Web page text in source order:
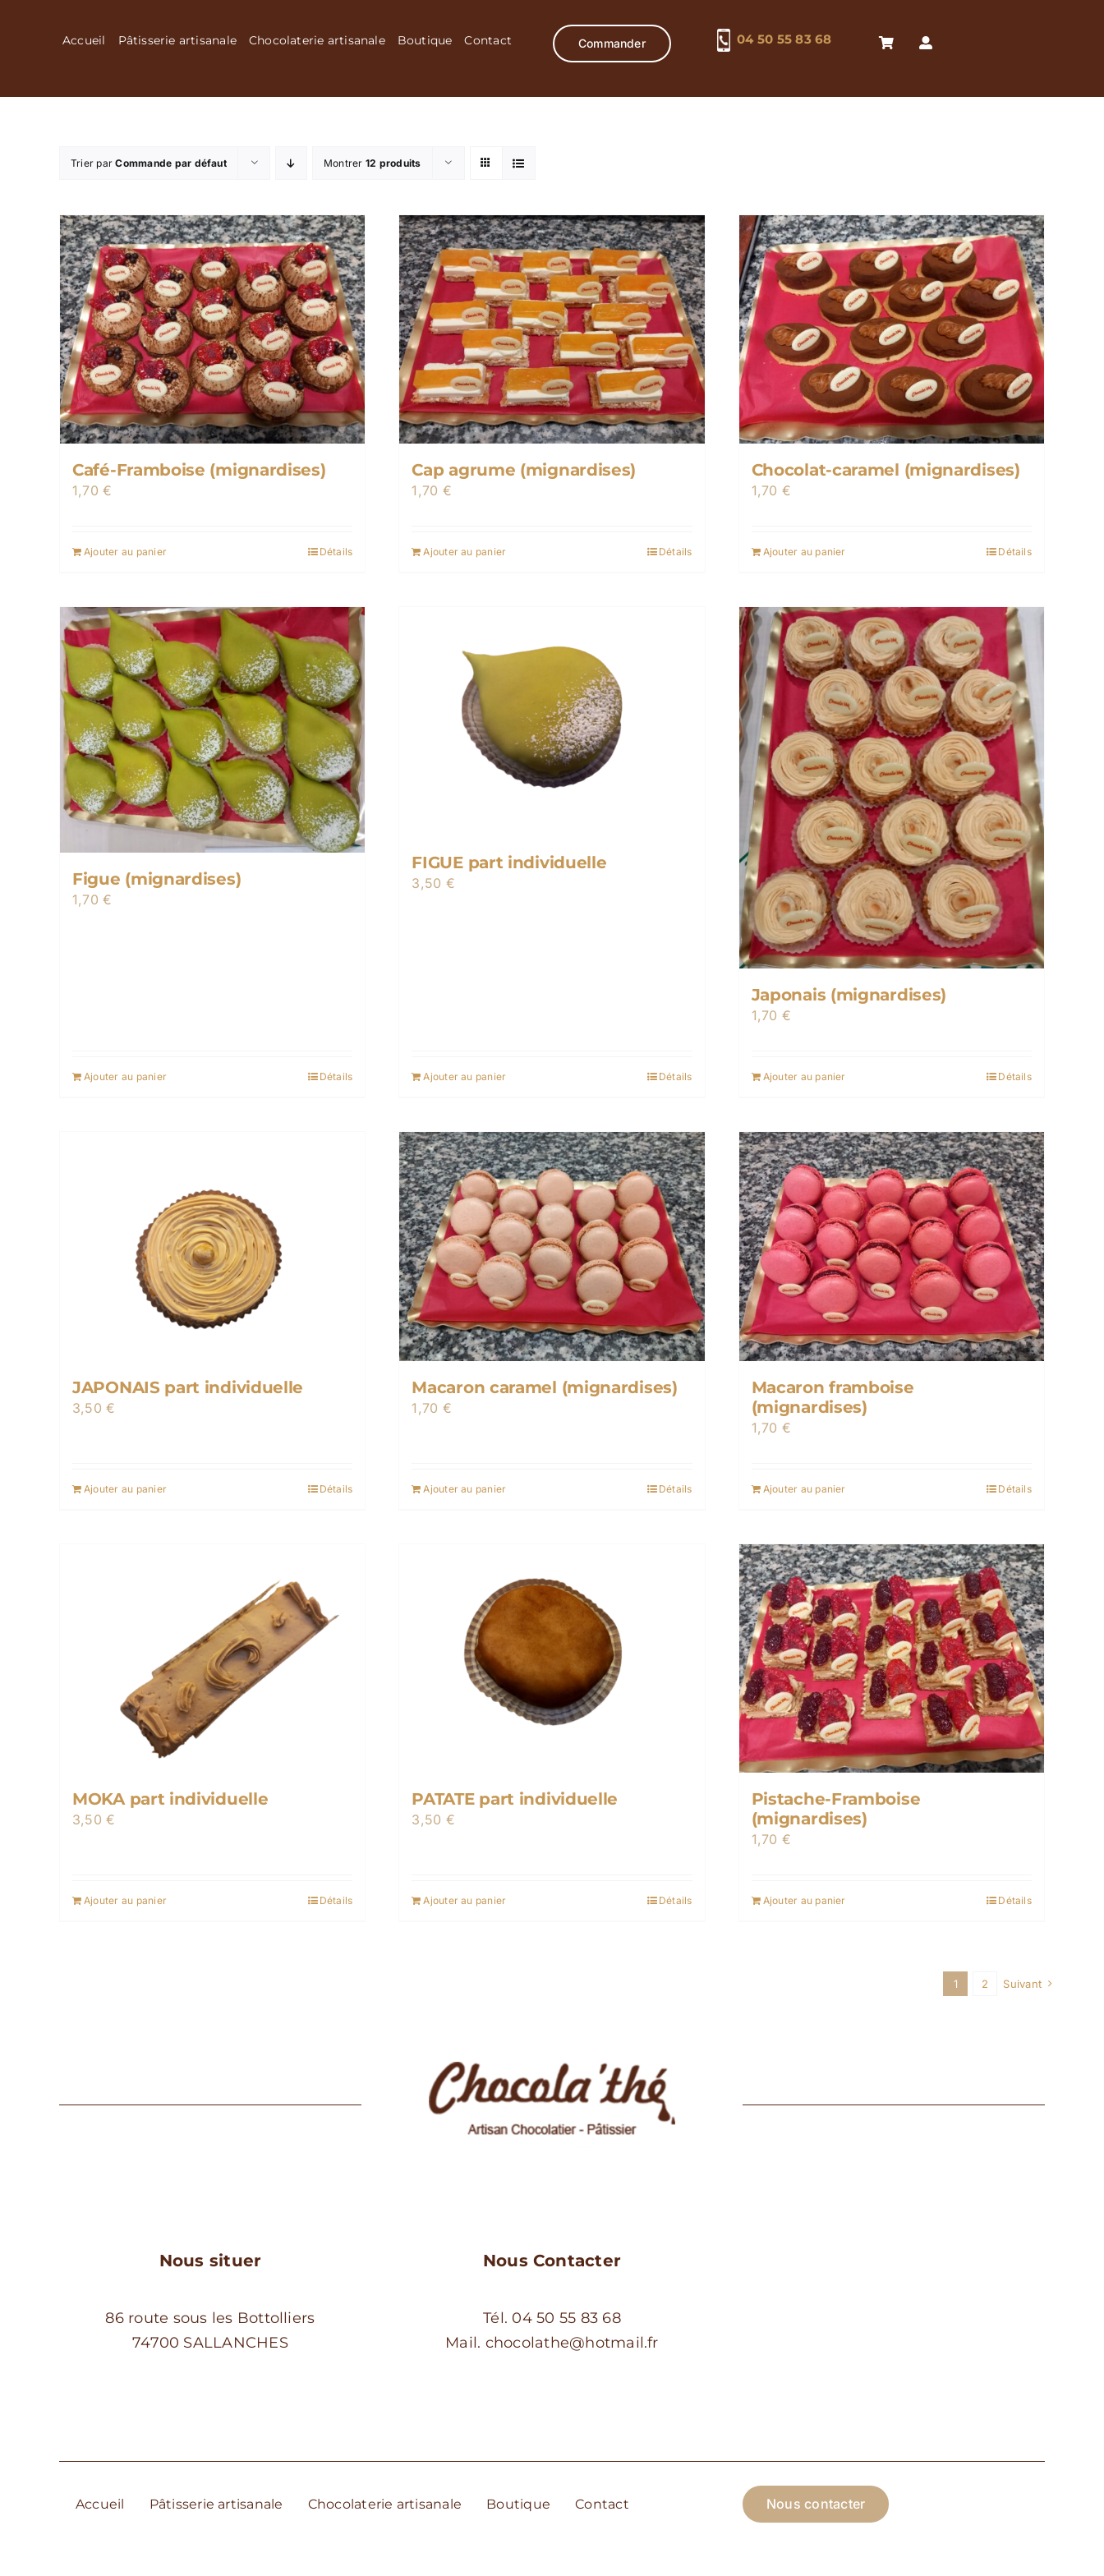
Accueil Pâtisserie artisanale Chocolaterie artisanale Boutique Contact Commander 04 50 55 83 68
Trier parCommande par défaut Montrer 12 produits
Café-Framboise (mignardises)
1,70€
Ajouter au panier Détails
Cap agrume (mignardises)
1,70 €
Ajouter au panier Détails
Chocolat-caramel (mignardises)
1,70 €
Ajouter au panier Détails
Figue (mignardises)
1,70€
Ajouter au panier Détails
FIGUE part individuelle
3,50 €
Ajouter au panier Détails
Japonais (mignardises)
1,70 €
Ajouter au panier Détails
JAPONAIS part individuelle
3,50€
Ajouter au panier Détails
Macaron caramel (mignardises)
1,70 €
Ajouter au panier Détails
Macaron framboise
(mignardises)
1,70 €
Ajouter au panier Détails
MOKA part individuelle
3,50€
Ajouter au panier Détails
PATATE part individuelle
3,50 €
Ajouter au panier Détails
Pistache-Framboise
(mignardises)
1,70 €
Ajouter au panier Détails
1 2 Suivant
Nous situer
86 route sous les Bottolliers
74700 SALLANCHES
Nous Contacter
Tél. 04 50 55 83 68
Mail. chocolathe@hotmail.fr
Accueil Pâtisserie artisanale Chocolaterie artisanale Boutique Contact Nous contacter